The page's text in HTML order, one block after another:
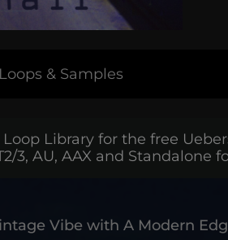
& Samples
Loop Library for the free
3, AU, AAX and Standalone
Vibe with A Modern